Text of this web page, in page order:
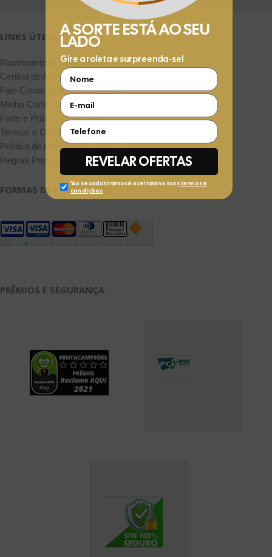
LINKS ÚTEIS
Rastreamento de Pedidos
Central de Atendimento
Fale Conosco pelo WhatsApp
Minha Conta
Frete e Prazos de entrega
Termos e Condições
Política de privacidade
Regras Promocionais
FORMAS DE PAGAMENTO
PRÊMIOS E SEGURANÇA